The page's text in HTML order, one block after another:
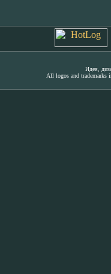
Идея,
All logos and trademarks